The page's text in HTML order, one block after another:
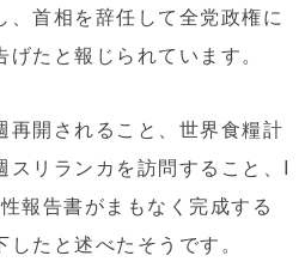
、首相を辞任して全党政権に
たと報じられています。
再開されること、世界食糧計
スリランカを訪問すること、I
報告書がまもなく完成する
たと述べたそうです。